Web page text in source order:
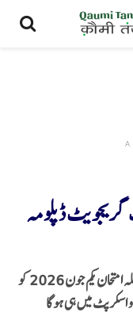
گریجویٹ ڈپلومہ
درخواست کی آخری تاریخ 26 مئی 2026 ہے ۔ داخلہ امتحان یکم جون 2026 کو
اسکرپٹ میں ہی ہوگا